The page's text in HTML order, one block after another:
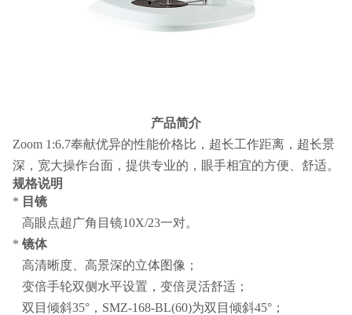
产品简介
Zoom 1:6.7奉献优异的性能价格比，超长工作距离，超长景
深，宽大操作台面，提供专业的，眼手相宜的方便、舒适。
规格说明
* 目镜
高眼点超广角目镜10X/23一对。
* 镜体
高清晰度、高景深的立体图像；
变倍手轮双侧水平设置，变倍灵活舒适；
双目倾斜35°，SMZ-168-BL(60)为双目倾斜45°；